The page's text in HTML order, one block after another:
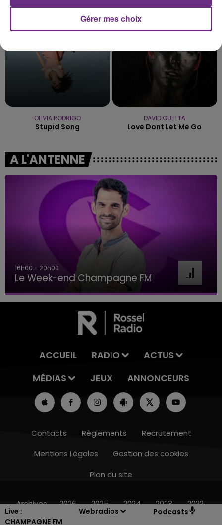
Live :
CHAMPAGNE FM
Webradios Podcasts
11h00 - 16h00
OLIVIA RODRIGO
Stupid Song
18h44
18h44
DAVID GUETTA
Love Dont Let Me Go
A L'ANTENNE
7h00 - 11h00
BEST OF
ACCUEIL RADIO
ACTUS
MÉDIAS
JEUX ANNONCEURS
Contacts Règlements
Recrutement
Mentions Légales
Gestion des cookies
Plan du site
Archives 2026 2025 2024 2023 2022
Gérer mes choix